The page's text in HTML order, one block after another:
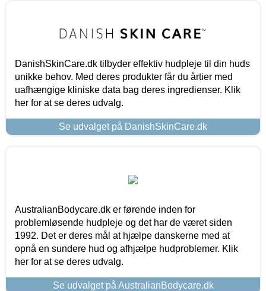
DanishSkinCare.dk tilbyder effektiv hudpleje til din huds
unikke behov. Med deres produkter får du årtier med
uafhængige kliniske data bag deres ingredienser. Klik
her for at se deres udvalg.
Se udvalget på DanishSkinCare.dk
AustralianBodycare.dk er førende inden for
problemløsende hudpleje og det har de været siden
1992. Det er deres mål at hjælpe danskerne med at
opnå en sundere hud og afhjælpe hudproblemer. Klik
her for at se deres udvalg.
Se udvalget på AustralianBodycare.dk